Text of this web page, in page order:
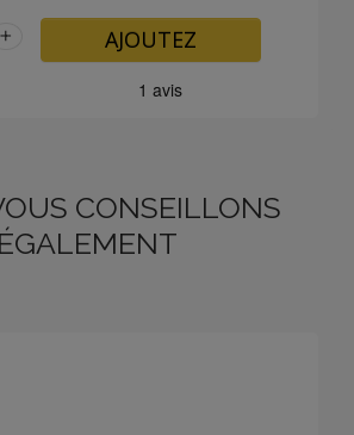
+ AJOUTEZ
CONSEILLONS
ÉGALEMENT